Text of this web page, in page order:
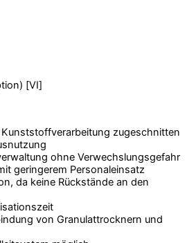
zugeschnitten
ohne Verwechslungsgefahr
geringerem Personaleinsatz
da keine Rückstände an den
von Granulattrocknern und